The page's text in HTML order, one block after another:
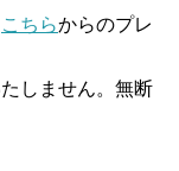
こちらからのプレ
しません。無断